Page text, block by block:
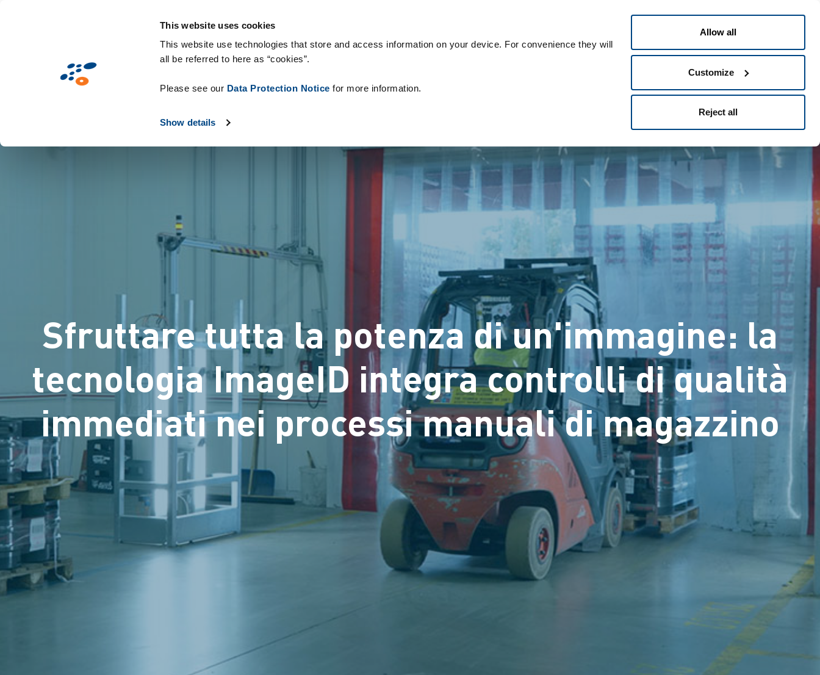
This website uses cookies
This website use technologies that store and access information on your device. For convenience they will
all be referred to here as “cookies”.
Please see our Data Protection Notice for more information.
Show details
Allow all
Customize
Reject all
Mercati Tecnologie & Consumabili
Sfruttare tutta la potenza di un'immagine: la
tecnologia ImageID integra controlli di qualità
immediati nei processi manuali di magazzino